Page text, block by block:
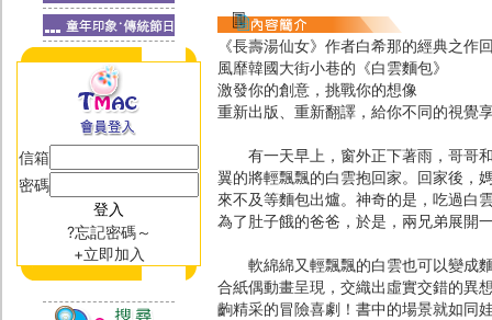
信箱
密碼
?忘記密碼～
+立即加入
《長壽湯仙女》作者白希那的經典之作
風靡韓國大街小巷的《白雲麵包》
激發你的創意，挑戰你的想像
重新出版、重新翻譯，給你不同的視覺
有一天早上，窗外正下著雨，哥哥和
翼的將輕飄飄的白雲抱回家。回家後，
來不及等麵包出爐。神奇的是，吃過白
為了肚子餓的爸爸，於是，兩兄弟展開
軟綿綿又輕飄飄的白雲也可以變成麵
合紙偶動畫呈現，交織出虛實交錯的異
齣精采的冒險喜劇！書中的場景就如同